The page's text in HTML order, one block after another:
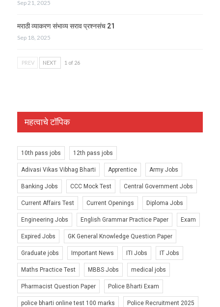
Sep 21, 2025
मराठी व्याकरण संभाव्य सराव प्रश्नसंच 21
Sep 18, 2025
PREV NEXT 1 of 26
महत्वाचे टॉपिक
10th pass jobs 12th pass jobs
Adivasi Vikas Vibhag Bharti Apprentice Army Jobs
Banking Jobs CCC Mock Test Central Government Jobs
Current Affairs Test Current Openings Diploma Jobs
Engineering Jobs English Grammar Practice Paper Exam
Expired Jobs GK General Knowledge Question Paper
Graduate jobs Important News ITI Jobs IT Jobs
Maths Practice Test MBBS Jobs medical jobs
Pharmacist Question Paper Police Bharti Exam
police bharti online test 100 marks Police Recruitment 2025